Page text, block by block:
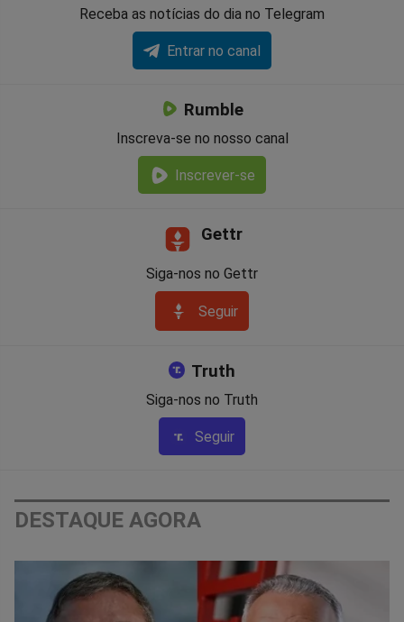
Receba as notícias do dia no Telegram
Entrar no canal
Rumble
Inscreva-se no nosso canal
Inscrever-se
Gettr
Siga-nos no Gettr
Seguir
Truth
Siga-nos no Truth
Seguir
DESTAQUE AGORA